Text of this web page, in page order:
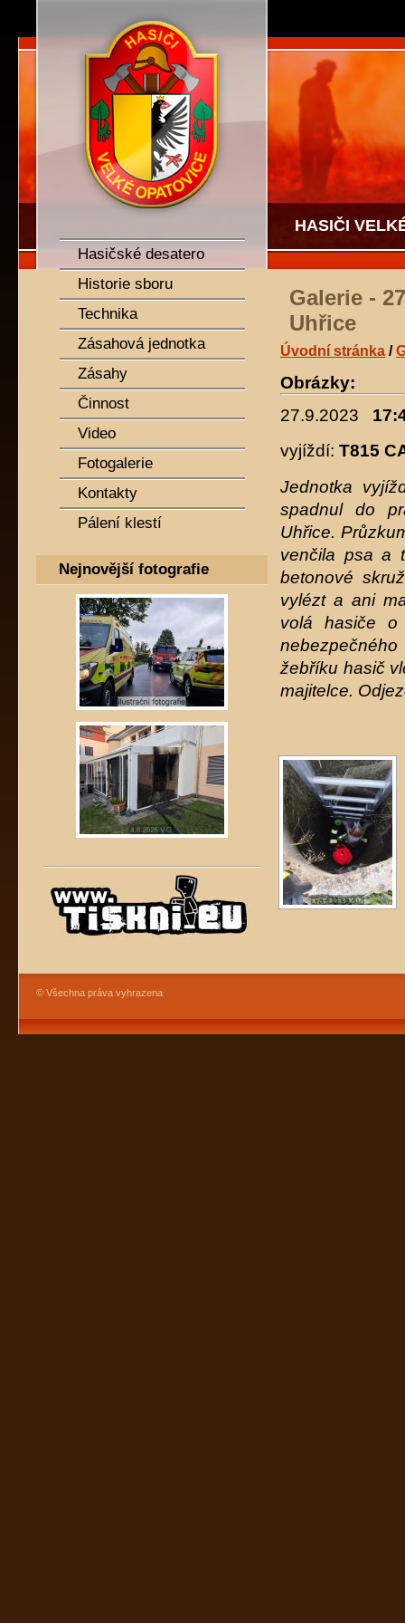
HASIČI
Galerie -
Uhřice
Úvodní stránka /
Obrázky:
27.9.2023
vyjíždí: T815
Jednotka
spadnul do
Uhřice.
venčila psa a
betonové
vylézt a ani
volá hasiče o
žebříku hasič
majitelce.
SDH Velké Opatovice
Hasičské desatero
Historie sboru
Technika
Zásahová jednotka
Zásahy
Činnost
Video
Fotogalerie
Kontakty
Pálení klestí
Nejnovější fotografie
© Všechna práva vyhrazena